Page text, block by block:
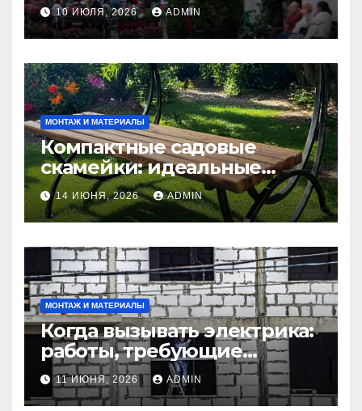
10 ИЮЛЯ, 2026 ADMIN
МОНТАЖ И МАТЕРИАЛЫ
Компактные садовые
скамейки: идеальные
решения Madmetal.ru для
маленьких участков
14 ИЮНЯ, 2026 ADMIN
МОНТАЖ И МАТЕРИАЛЫ
Когда вызывать электрика:
работы, требующие
профессионала Электрик
круглосуточно
11 ИЮНЯ, 2026 ADMIN